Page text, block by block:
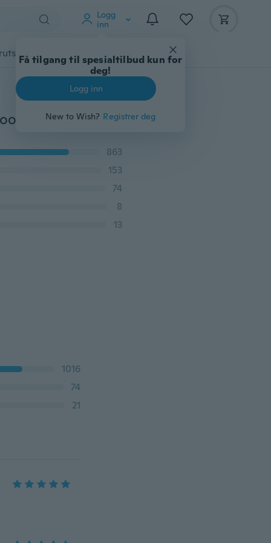
Logg
inn
Få tilgang til spesialtilbud kun for
deg!
Logg inn
New to Wish? Registrer deg
Gadgets Verktøy
98 * 44.6mm Cute Cat Cutting and Pressing Dies Cartoon Animals Preging Craft Scrapbooking Dies Fotoalbum
863
153
74
8
13
1016
74
21